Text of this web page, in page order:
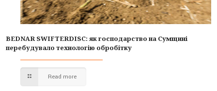
BEDNAR SWIFTERDISC: як господарство на Сумщині
перебудувало технологію обробітку
Read more